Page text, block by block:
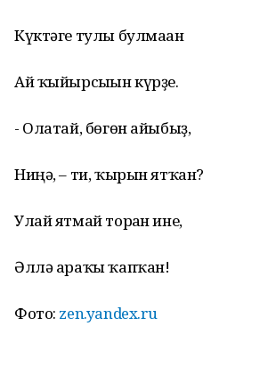
Күктәге тулы булмаған
Ай ҡыйырсығын күрҙе.
- Олатай, бөгөн айыбыҙ,
Ниңә, – ти, ҡырын ятҡан?
Улай ятмай торған ине,
Әллә араҡы ҡапҡан!
Фото: zen.yandex.ru